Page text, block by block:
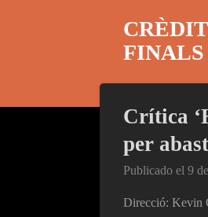
FINALS
Crítica
per
Publicado el 9
Direcció: Kevin